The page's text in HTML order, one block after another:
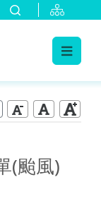
(颱風)